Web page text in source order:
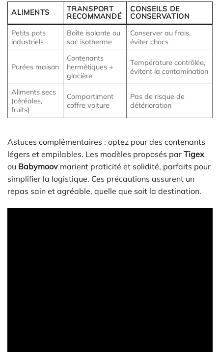
ALIMENTS
TRANSPORT
RECOMMANDÉ
CONSEILS DE
CONSERVATION
Petits pots
industriels
Boîte isolante ou
sac isotherme
Conserver au frais,
éviter chocs
Purées maison
Contenants
hermétiques +
glacière
Température contrôlée,
évitent la contamination
Aliments secs
(céréales,
fruits)
Compartiment
coffre voiture
Pas de risque de
détérioration
Astuces complémentaires : optez pour des contenants
légers et empilables. Les modèles proposés par Tigex
ou Babymoov marient praticité et solidité, parfaits pour
simplifier la logistique. Ces précautions assurent un
repas sain et agréable, quelle que soit la destination.